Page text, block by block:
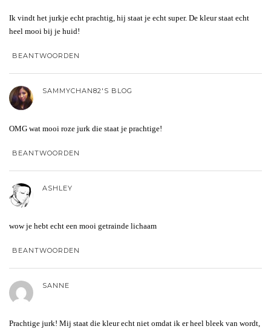
Ik vindt het jurkje echt prachtig, hij staat je echt super. De kleur staat echt
heel mooi bij je huid!
BEANTWOORDEN
SAMMYCHAN82'S BLOG
OMG wat mooi roze jurk die staat je prachtige!
BEANTWOORDEN
ASHLEY
wow je hebt echt een mooi getrainde lichaam
BEANTWOORDEN
SANNE
Prachtige jurk! Mij staat die kleur echt niet omdat ik er heel bleek van wordt,